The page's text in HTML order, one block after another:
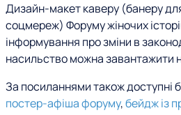
Дизайн-макет каверу (банеру
соцмереж) Форуму жіночих
інформування про зміни в
насильство можна завантажити
За посиланнями також доступні
постер-афіша форуму,бейдж із